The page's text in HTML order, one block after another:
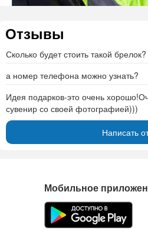
Отзывы
Сколько будет стоить такой брелок?
а номер телефона можно узнать?
Идея подарков-это очень
сувенир со своей фотографией)))
Написать
Мобильное